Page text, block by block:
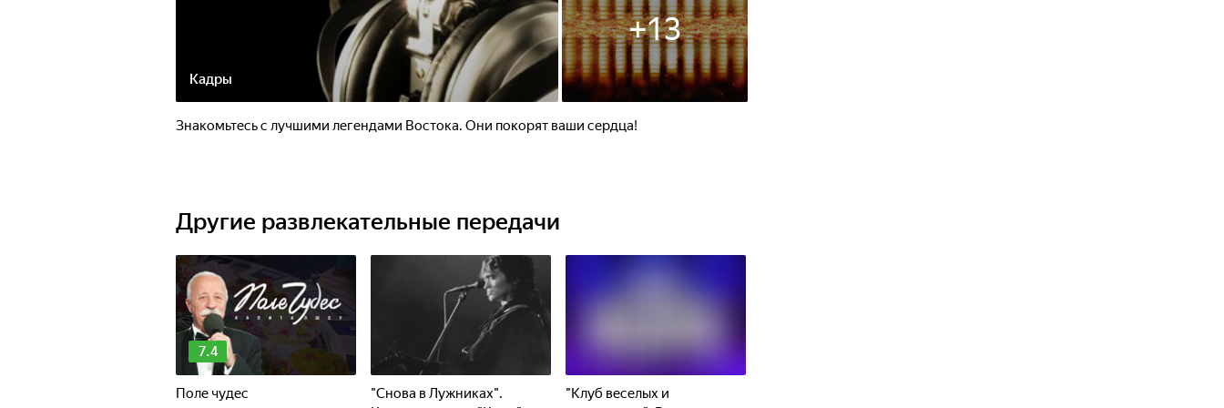
Кадры
+13
Знакомьтесь с лучшими легендами Востока. Они покорят ваши сердца!
Другие развлекательные передачи
7.4
Поле чудес
"Снова в Лужниках".
"Клуб веселых и